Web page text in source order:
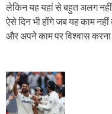
लेकिन यह यहां से बहुत अलग
ऐसे दिन भी होंगे जब यह काम
और अपने काम पर विश्वास
P
o